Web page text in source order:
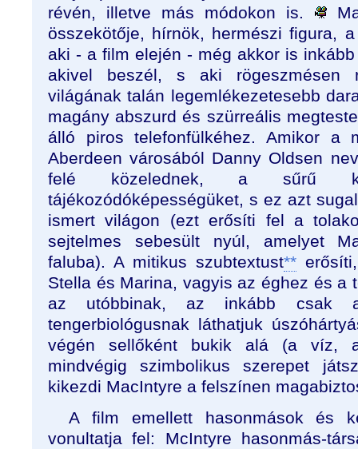
révén, illetve más módokon is.
összekötője, hírnök, hermészi figura,
aki - a film elején - még akkor is
akivel beszél, s aki rögeszmésen
világának talán legemlékezetesebb
magány abszurd és szürreális
álló piros telefonfülkéhez. Amikor a
Aberdeen városából Danny Oldsen
felé közelednek, a sűrű
tájékozódóképességüket, s ez azt
ismert világon (ezt erősíti fel a
sejtelmes sebesült nyúl, amelyet
faluba). A mitikus szubtextust**erősíti,
Stella és Marina, vagyis az éghez és a
az utóbbinak, az inkább csak
tengerbiológusnak láthatjuk
végén sellőként bukik alá (a víz,
mindvégig szimbolikus szerepet
kikezdi MacIntyre a felszínen
A film emellett hasonmások és
vonultatja fel: McIntyre hasonmás-